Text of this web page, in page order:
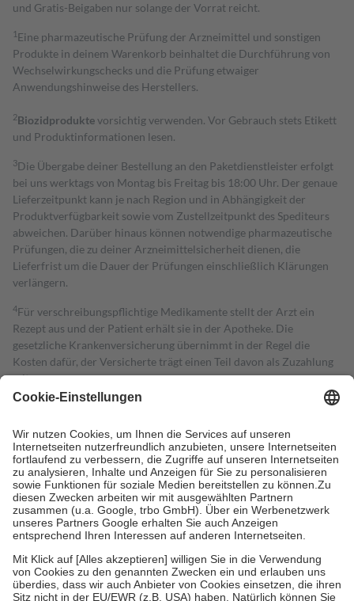
und Gratis-Beigaben nur solange der Vorrat reicht.
1 Eine pharmazeutische Prüfung der Arzneimittel und sonstigen
Produkte in deinem Warenkorb beinhaltet die Durchführung von
Wechselwirkungschecks und die Prüfung etwaiger
Anwendungshinweise des Herstellers.
2Biozidproduktevorsichtig verwenden. Vor Gebrauch stets Etikett
und Produktinformationen lesen.
3Die Übergabe deiner Bestellung an den Paketdienstleister erfolgt
bei uns werktags von Montag bis Freitag bis 18:00 Uhr. Der genaue
Lieferzeitpunkt kann je nach Region und in Abhängigkeit der
Produktverfügbarkeit sowie vom Zustellzeitpunkt des Spediteurs
abweichen. Darüber hinaus können notwendige pharmazeutische
Prüfungen, die zu deiner Arzneimittelsicherheit dienen, die
Lieferfrist um die Dauer der Prüfungen einschließlich Klärungen
verlängern.
4Für verschreibungspflichtige Medikamente stellt der Arzt ein
Rezept aus und der Patient erhält sie in der Apotheke. Die
gesetzliche Krankenversicherung übernimmt in der Regel die
Kosten dafür, der Versicherte trägt einen Teil davon als Zuzahlung
mit.
Grundsätzlich leisten Mitglieder Zuzahlungen in Höhe von zehn
höchstens zehn Euro.
Es sind jedoch nie mehr als die tatsächlichen
Kosten der Leistung zu entrichten.
Diese Regeln gelten grundsätzlich auch für Online-Apotheken.
Bei Heilmitteln und häuslicher Krankenpflege beträgt die
Zuzahlung zehn Prozent der Kosten sowie zehn Euro je
Verordnung.
Um das Engagement der Versicherten für ihre eigene Gesundheit zu
stärken und die besondere Stellung der Familie zu unterstützen,
fallenkeine Zuzahlungenan bei:
• Kindern und Jugendlichen bis zum vollendeten 18. Lebensjahr
mit Ausnahme der Fahrkosten